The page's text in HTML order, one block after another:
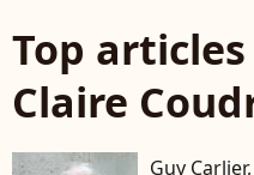
Top
Claire
Guy